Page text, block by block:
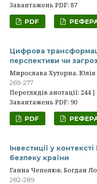
Завантажень PDF: 87
PDF
Цифрова
перспективи чи
Мирослава Хуторна,
269-277
Переглядів анотації: 244
Завантажень PDF: 90
PDF
Інвестиції у
безпеку країни
Ганна Чепелюк, Богдан
282-289